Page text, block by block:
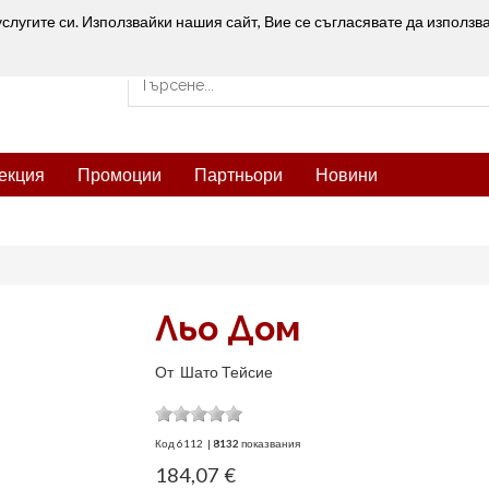
си. Използвайки нашия сайт, Вие се съгласявате да
Промоции Партньори Новини
Льо Дом
От Шато Тейсие
Код 6112 | 8132 показвания
184,07 €